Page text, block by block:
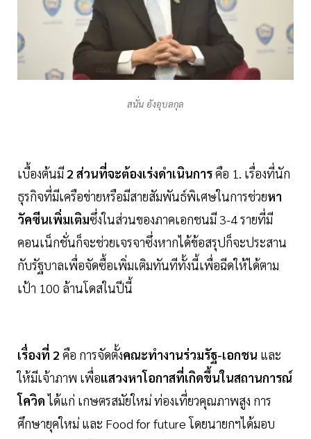
สนั่น อังอุบลกุล
เบื้องต้นมี2 ส่วนที่จะต้องเร่งดำเนินการคือ 1. เรื่องที่นัก
ธุรกิจที่มีเครือข่ายหรือมีสายสัมพันธ์พิเศษในการช่วยหา
วัคซีนเพิ่มเติมซึ่งในส่วนของภาคเอกชนมี 3-4 รายที่มี
คอนเน็กชั่นก็จะช่วยเจรจาซึ่งหากได้ข้อสรุปก็จะประสาน
กับรัฐบาลเพื่อจัดซื้อเพิ่มเติมทันทีทั้งนี้เพื่อฉีดให้ได้ตาม
เป้า 100 ล้านโดสในปีนี้
เรื่องที่ 2 คือ การจัดตั้งคณะทำงานร่วมรัฐ-เอกชน และ
ให้มีเจ้าภาพ เพื่อแสวงหาโอกาสที่เกิดขึ้นในสถานการณ์
โควิดได้แก่ เกษตรสมัยใหม่ ท่องเที่ยวคุณภาพสูง การ
ศึกษายุคใหม่ และ Food for future โดยนายกฯได้มอบ